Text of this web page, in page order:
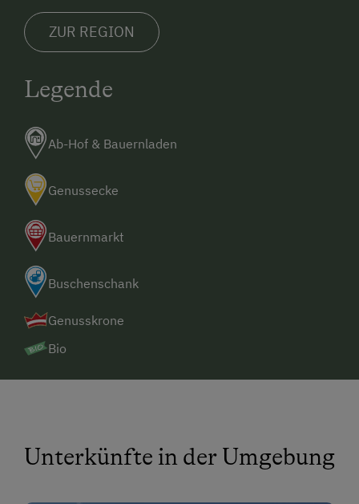
ZUR REGION
Legende
Ab-Hof & Bauernladen
Genussecke
Bauernmarkt
Buschenschank
Genusskrone
Bio
Unterkünfte in der Umgebung